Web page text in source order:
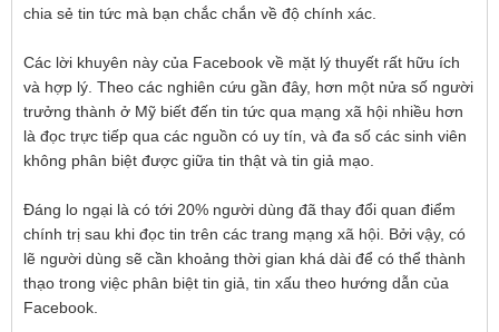
chia sẻ tin tức mà bạn chắc chắn về độ chính xác.
Các lời khuyên này của Facebook về mặt lý thuyết rất hữu ích
và hợp lý. Theo các nghiên cứu gần đây, hơn một nửa số người
trưởng thành ở Mỹ biết đến tin tức qua mạng xã hội nhiều hơn
là đọc trực tiếp qua các nguồn có uy tín, và đa số các sinh viên
không phân biệt được giữa tin thật và tin giả mạo.
Đáng lo ngại là có tới 20% người dùng đã thay đổi quan điểm
chính trị sau khi đọc tin trên các trang mạng xã hội. Bởi vậy, có
lẽ người dùng sẽ cần khoảng thời gian khá dài để có thể thành
thạo trong việc phân biệt tin giả, tin xấu theo hướng dẫn của
Facebook.